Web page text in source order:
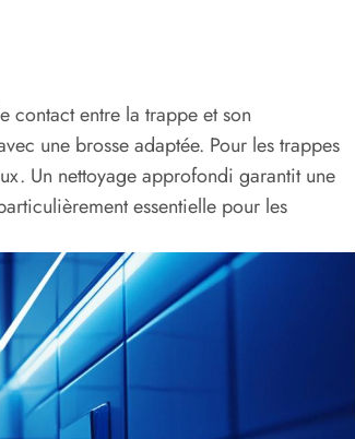
contact entre la trappe et son
une brosse adaptée. Pour les trappes
Un nettoyage approfondi garantit une
essentielle pour les